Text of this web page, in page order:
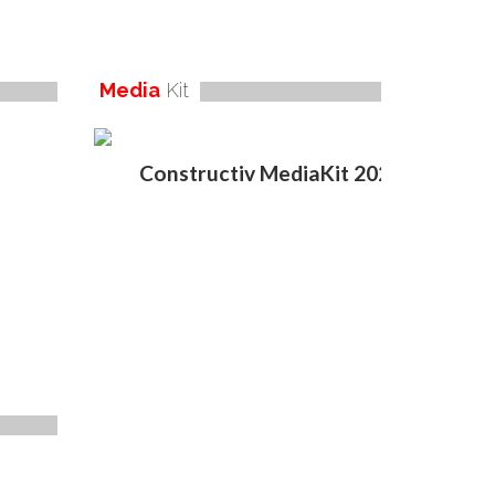
Media Kit
Constructiv MediaKit 2020